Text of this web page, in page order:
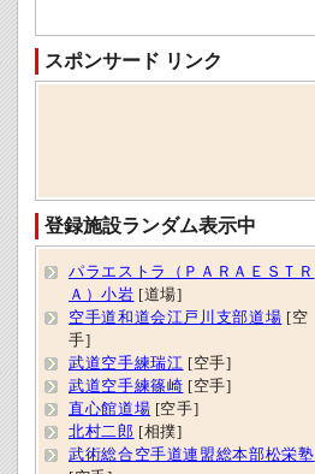
スポンサード リンク
登録施設ランダム表示中
パラエストラ（ＰＡＲＡＥＳＴＲ
Ａ）小岩 [道場]
空手道和道会江戸川支部道場 [空
手]
武道空手練瑞江 [空手]
武道空手練篠崎 [空手]
直心館道場 [空手]
北村二郎 [相撲]
武術総合空手道連盟総本部松栄塾